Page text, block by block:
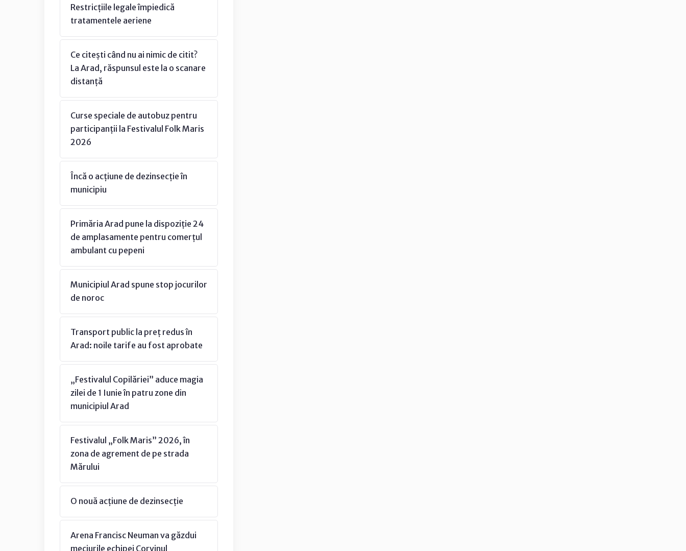
Restricțiile legale împiedică
tratamentele aeriene
Ce citești când nu ai nimic de citit?
La Arad, răspunsul este la o scanare
distanță
Curse speciale de autobuz pentru
participanții la Festivalul Folk Maris
2026
Încă o acțiune de dezinsecție în
municipiu
Primăria Arad pune la dispoziție 24
de amplasamente pentru comerțul
ambulant cu pepeni
Municipiul Arad spune stop jocurilor
de noroc
Transport public la preț redus în
Arad: noile tarife au fost aprobate
„Festivalul Copilăriei” aduce magia
zilei de 1 Iunie în patru zone din
municipiul Arad
Festivalul „Folk Maris” 2026, în
zona de agrement de pe strada
Mărului
O nouă acțiune de dezinsecție
Arena Francisc Neuman va găzdui
meciurile echipei Corvinul